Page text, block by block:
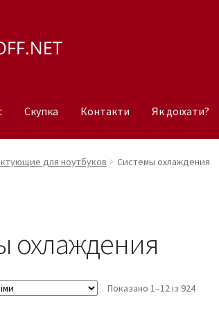
Скупка Контакти Як доїхати?
для ноутбуков Системы охлаждения
охлаждения
Показано 1–12 із 924Sorted